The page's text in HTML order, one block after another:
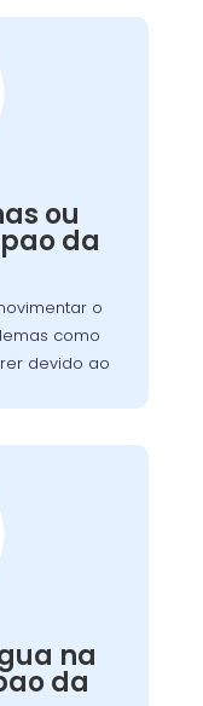
ou
da
o
como
devido ao
ou
tambor da
devido ao
manutenção.
na
da
por
nas
danos nas
da